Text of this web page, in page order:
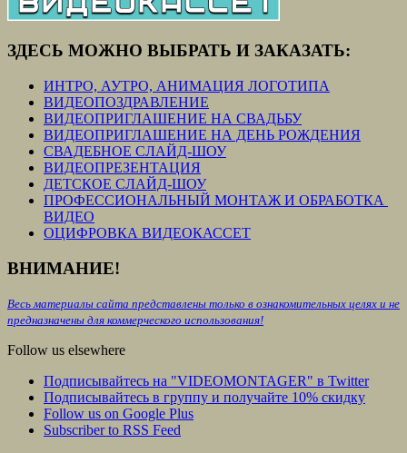
ЗДЕСЬ МОЖНО ВЫБРАТЬ И ЗАКАЗАТЬ:
ИНТРО, АУТРО, АНИМАЦИЯ ЛОГОТИПА
ВИДЕОПОЗДРАВЛЕНИЕ
ВИДЕОПРИГЛАШЕНИЕ НА СВАДЬБУ
ВИДЕОПРИГЛАШЕНИЕ НА ДЕНЬ РОЖДЕНИЯ
СВАДЕБНОЕ СЛАЙД-ШОУ
ВИДЕОПРЕЗЕНТАЦИЯ
ДЕТСКОЕ СЛАЙД-ШОУ
ПРОФЕССИОНАЛЬНЫЙ МОНТАЖ И ОБРАБОТКА
ВИДЕО
ОЦИФРОВКА ВИДЕОКАССЕТ
ВНИМАНИЕ!
Весь материалы сайта представлены только в ознакомительных целях и не
предназначены для коммерческого использования!
Follow us elsewhere
Подписывайтесь на "VIDEOMONTAGER" в Twitter
Подписывайтесь в группу и получайте 10% скидку
Follow us on Google Plus
Subscriber to RSS Feed